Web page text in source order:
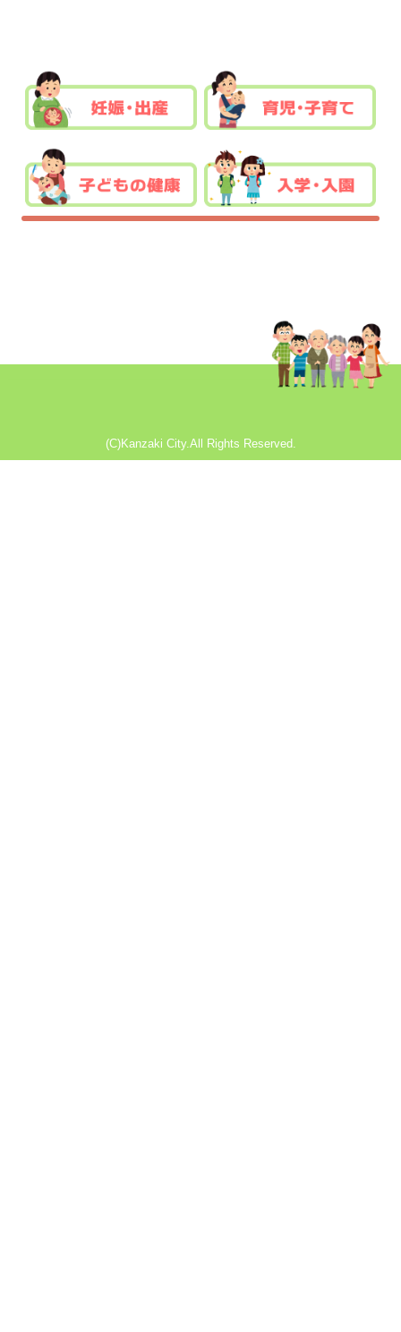
(C)Kanzaki City.All Rights Reserved.